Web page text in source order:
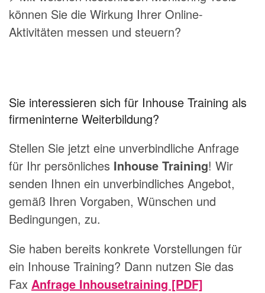
können Sie die Wirkung Ihrer Online-
Aktivitäten messen und steuern?
Sie interessieren sich für Inhouse Training als
firmeninterne Weiterbildung?
Stellen Sie jetzt eine unverbindliche Anfrage
für Ihr persönliches Inhouse Training! Wir
senden Ihnen ein unverbindliches Angebot,
gemäß Ihren Vorgaben, Wünschen und
Bedingungen, zu.
Sie haben bereits konkrete Vorstellungen für
ein Inhouse Training? Dann nutzen Sie das
Fax Anfrage Inhousetraining [PDF]